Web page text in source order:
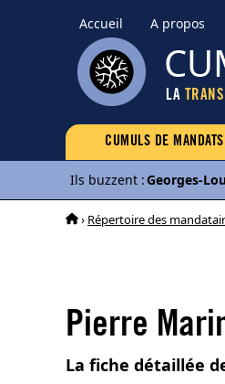
Accueil A propos
LA
CUMULS DE
Ils buzzent :Georges-
› Répertoire des
Pierre
La fiche détaillée